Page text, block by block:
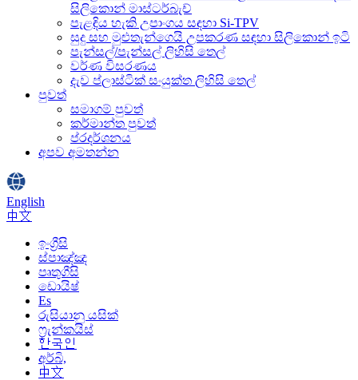
සිලිකොන් මාස්ටර්බැච්
පැළඳිය හැකි උපාංගය සඳහා Si-TPV
සුදු සහ මුළුතැන්ගෙයි උපකරණ සඳහා සිලිකොන් ඉටි
පැන්සල්/පැන්සල් ලිහිසි තෙල්
වර්ණ විසරණය
දැව ප්ලාස්ටික් සංයුක්ත ලිහිසි තෙල්
පුවත්
සමාගම් පුවත්
කර්මාන්ත පුවත්
ප්රදර්ශනය
අපව අමතන්න
English
中文
ඉංග්‍රීසි
ස්පාඤ්ඤ
පෘතුගීසි
ඩොයිෂ්
Es
රුසියානු යසික්
ෆ්‍රැන්කයිස්
한국인
අර්බි,
中文